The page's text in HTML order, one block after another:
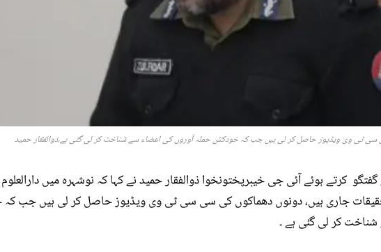
سی ٹی وی ویڈیوز حاصل کر لی ہیں جب کہ خودکش حملہ آوروں کی اعضاء سے شناخت کر لی گئی ہے،ذوالفقار حمید
کرتے ہوئے آئی جی خیبرپختونخوا ذوالفقار حمید نے کہا کہ نوشہرہ میں دارالعلوم
جاری ہیں، دونوں دھماکوں کی سی سی ٹی وی ویڈیوز حاصل کر لی ہیں جب
کر لی گئی ہے ۔